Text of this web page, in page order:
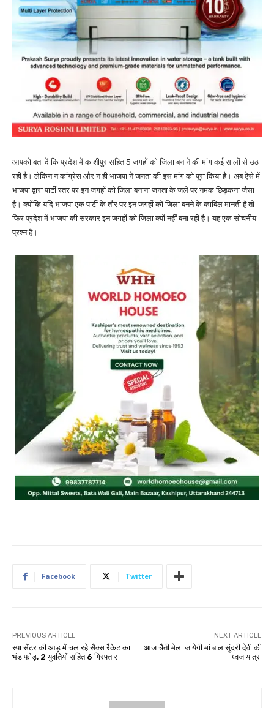
आपको बता दें कि प्रदेश में काशीपुर सहित 5 जगहों को जिला बनाने की मांग कई सालों से उठ
रही है। लेकिन न कांग्रेस और न ही भाजपा ने जनता की इस मांग को पूरा किया है। अब ऐसे में
भाजपा द्वारा पार्टी स्तर पर इन जगहों को जिला बनाना जनता के जले पर नमक छिड़कना जैसा
है। क्योंकि यदि भाजपा एक पार्टी के तौर पर इन जगहों को जिला बनने के काबिल मानती है तो
फिर प्रदेश में भाजपा की सरकार इन जगहों को जिला क्यों नहीं बना रही है। यह एक सोचनीय
प्रश्न है।
Facebook Twitter
PREVIOUS ARTICLE
स्पा सेंटर की आड़ में चल रहे सैक्स रैकेट का
भंडाफोड़, 2 युवतियों सहित 6 गिरफ्तार
NEXT ARTICLE
आज चैती मेला जायेगी मां बाल सुंदरी देवी की
ध्वज यात्रा